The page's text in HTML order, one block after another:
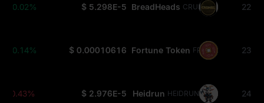
22
BreadHeads CRUMBS
$ 5.298E-5
+0.02%
23
Fortune Token FRTN
$ 0.00010616
+0.14%
24
Heidrun HEIDRUN
$ 2.976E-5
-0.43%